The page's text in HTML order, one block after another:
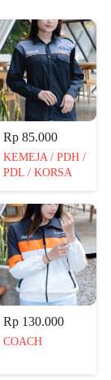
Rp 85.000
KEMEJA / PDH /
PDL / KORSA
Rp 130.000
COACH